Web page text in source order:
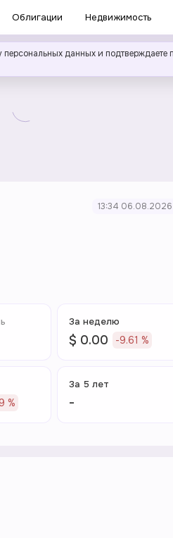
Облигации Недвижимость
персональных данных и подтверждаете
13:34 06.08.2026
За неделю
$ 0.00 -9.61 %
%
За 5 лет
-